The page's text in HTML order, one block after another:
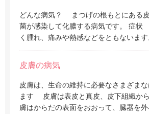
どんな病気？ まつげの根もとにある
菌が感染して化膿する病気です。 症
く腫れ、痛みや熱感などをともないま
皮膚の病気
皮膚は、生命の維持に必要なさまざま
ます 皮膚は表皮と真皮、皮下組織か
膚はからだの表面をおおって、臓器を